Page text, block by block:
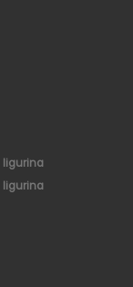
ligurina
ligurina